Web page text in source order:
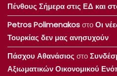
Πένθους Σήμερα στις ΕΔ και
Petros PolimenakosστοΟι
Τουρκίας δεν μας ανησυχούν
Πάσχου Αθανάσιος στο
Αξιωματικών Οικονομικού